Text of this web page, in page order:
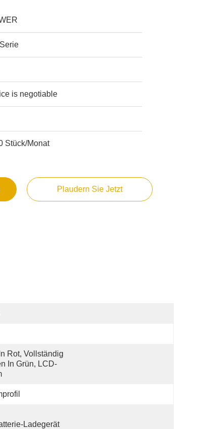
is negotiable
Stück/Monat
Plaudern Sie Jetzt
Rot, Vollständig
In Grün, LCD-
Ladegerät